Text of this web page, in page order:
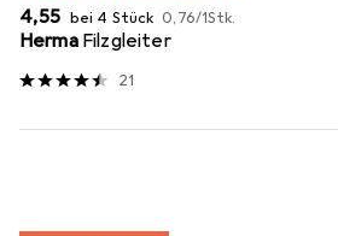
EUR
4,55 bei 4 Stück EUR
0,76/1Stk.
Herma Filzgleiter
21